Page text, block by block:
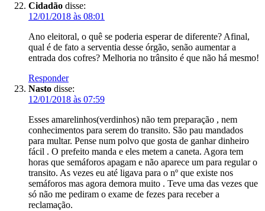
Cidadão disse:
12/01/2018 às 08:01
Ano eleitoral, o quê se poderia esperar de diferente? Afinal,
qual é de fato a serventia desse órgão, senão aumentar a
entrada dos cofres? Melhoria no trânsito é que não há mesmo!
Responder
Nasto disse:
12/01/2018 às 07:59
Esses amarelinhos(verdinhos) não tem preparação , nem
conhecimentos para serem do transito. São pau mandados
para multar. Pense num polvo que gosta de ganhar dinheiro
fácil . O prefeito manda e eles metem a caneta. Agora tem
horas que semáforos apagam e não aparece um para regular o
transito. As vezes eu até ligava para o nº que existe nos
semáforos mas agora demora muito . Teve uma das vezes que
só não me pediram o exame de fezes para receber a
reclamação.